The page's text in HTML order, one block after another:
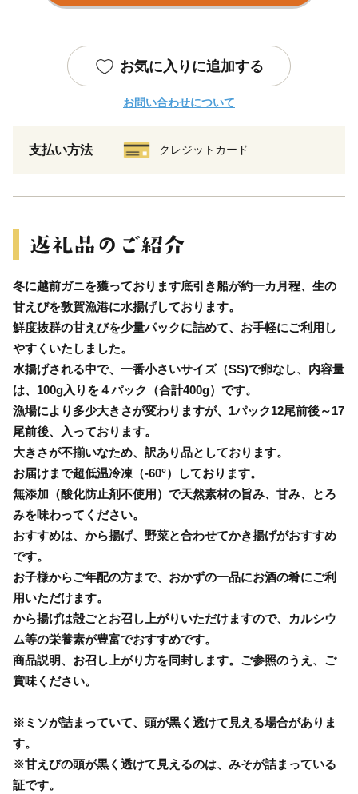
お気に入りに追加する
お問い合わせについて
支払い方法 クレジットカード
冬に越前ガニを獲っております底引き船が約一カ月程、生の
甘えびを敦賀漁港に水揚げしております。
鮮度抜群の甘えびを少量パックに詰めて、お手軽にご利用し
やすくいたしました。
水揚げされる中で、一番小さいサイズ（SS)で卵なし、内容量
は、100g入りを４パック（合計400g）です。
漁場により多少大きさが変わりますが、1パック12尾前後～17
尾前後、入っております。
大きさが不揃いなため、訳あり品としております。
お届けまで超低温冷凍（-60°）しております。
無添加（酸化防止剤不使用）で天然素材の旨み、甘み、とろ
みを味わってください。
おすすめは、から揚げ、野菜と合わせてかき揚げがおすすめ
です。
お子様からご年配の方まで、おかずの一品にお酒の肴にご利
用いただけます。
から揚げは殻ごとお召し上がりいただけますので、カルシウ
ム等の栄養素が豊富でおすすめです。
商品説明、お召し上がり方を同封します。ご参照のうえ、ご
賞味ください。
※ミソが詰まっていて、頭が黒く透けて見える場合がありま
す。
※甘えびの頭が黒く透けて見えるのは、みそが詰まっている
証です。